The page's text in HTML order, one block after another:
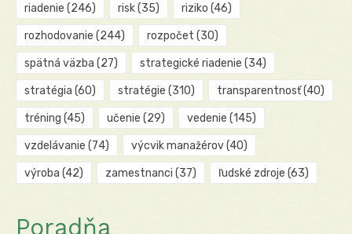
riadenie (246) risk(35) riziko (46)
rozhodovanie (244) rozpočet (30)
spätná väzba (27) strategické riadenie (34)
stratégia (60) stratégie (310) transparentnosť(40)
tréning (45) učenie (29) vedenie (145)
vzdelávanie (74) výcvik manažérov(40)
výroba (42) zamestnanci (37) ľudské zdroje (63)
Poradňa